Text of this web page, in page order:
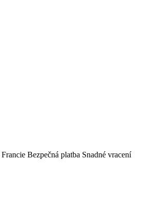
Bezpečná platba Snadné vracení